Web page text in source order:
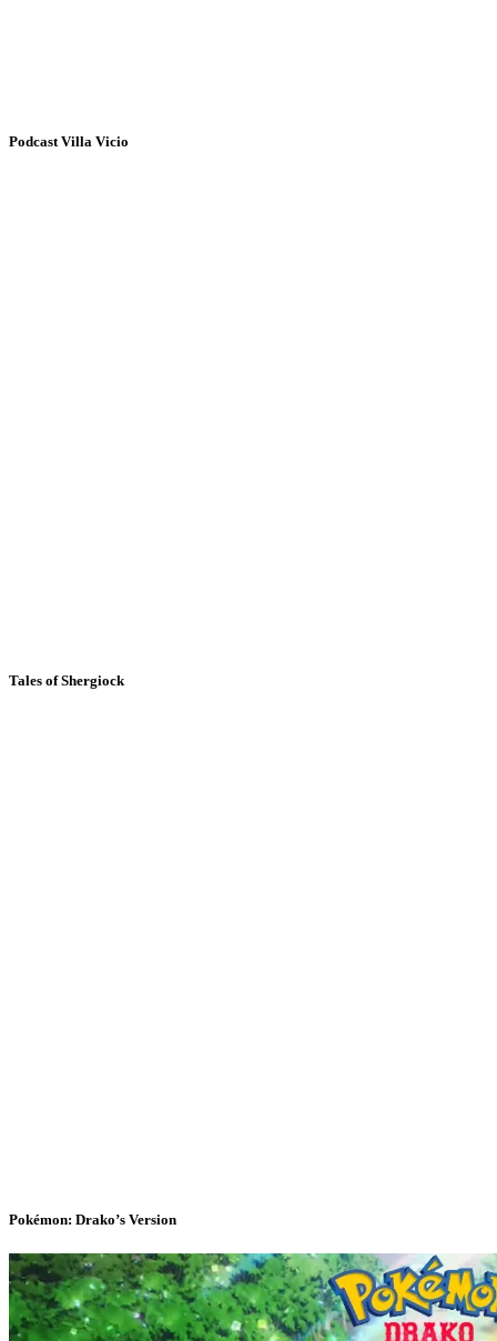
Podcast Villa Vicio
Tales of Shergiock
Pokémon: Drako’s Version